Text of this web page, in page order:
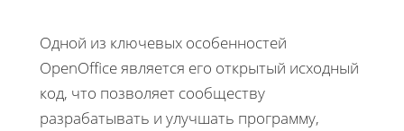
Одной из ключевых особенностей
OpenOffice является его открытый исходный
код, что позволяет сообществу
разрабатывать и улучшать программу,